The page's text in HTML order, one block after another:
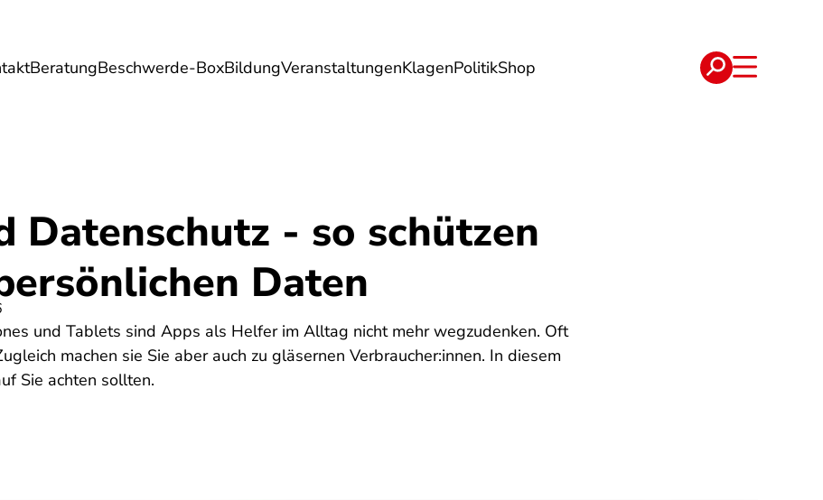
BeratungBeschwerde-BoxBildungVeranstaltungenKlagenPolitikShop
Umwelt Gesundheit Energie Reise Verträge
Datenschutz - so schützen
Daten
und Tablets sind Apps als Helfer im Alltag nicht mehr wegzudenken. Oft
machen sie Sie aber auch zu gläsernen Verbraucher:innen. In diesem
Sie achten sollten.